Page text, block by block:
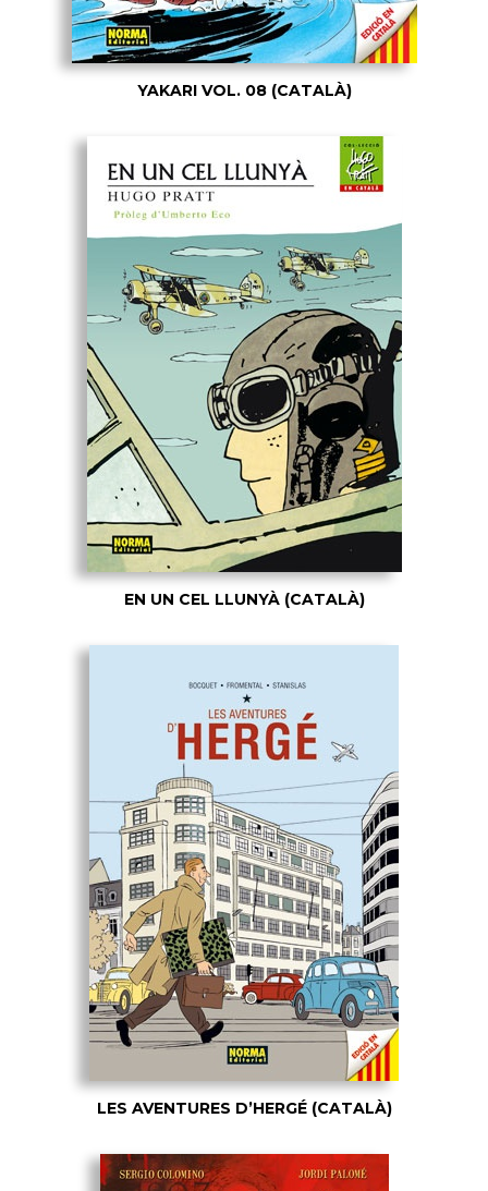
YAKARI VOL. 08 (CATALÀ)
EN UN CEL LLUNYÀ (CATALÀ)
LES AVENTURES D’HERGÉ (CATALÀ)